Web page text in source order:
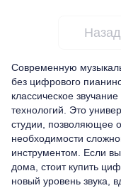
Назад
Современную
без цифрового
классическое
технологий. Это
студии, позволяющее
необходимости
инструментом. Если
дома, стоит купить
новый уровень звука,